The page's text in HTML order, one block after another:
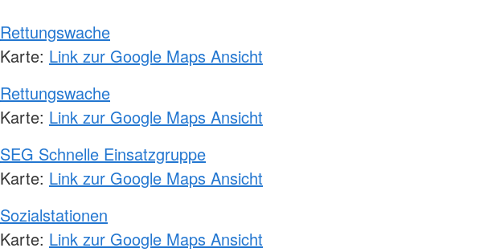
Rettungswache
Karte: Link zur Google Maps Ansicht
Rettungswache
Karte: Link zur Google Maps Ansicht
SEG Schnelle Einsatzgruppe
Karte: Link zur Google Maps Ansicht
Sozialstationen
Karte: Link zur Google Maps Ansicht